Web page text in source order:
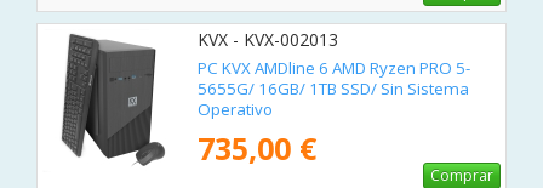
KVX - KVX-002013
PC KVX AMDline 6 AMD Ryzen PRO 5-
5655G/ 16GB/ 1TB SSD/ Sin Sistema
Operativo
735,00 €
Comprar